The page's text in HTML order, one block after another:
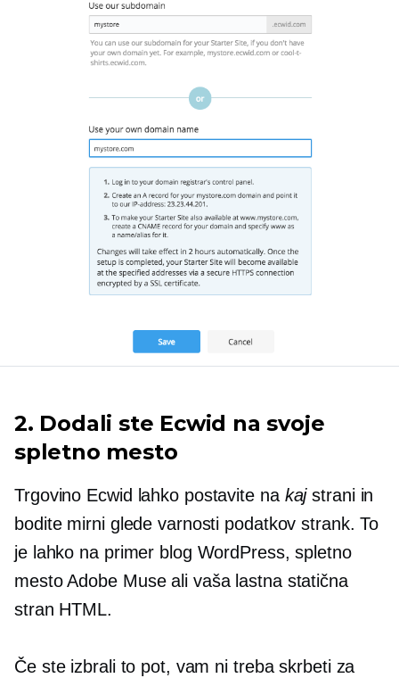
2. Dodali ste Ecwid na svoje
spletno mesto
Trgovino Ecwid lahko postavite na kajstrani in
bodite mirni glede varnosti podatkov strank. To
je lahko na primer blog WordPress, spletno
mesto Adobe Muse ali vaša lastna statična
stran HTML.
Če ste izbrali to pot, vam ni treba skrbeti za